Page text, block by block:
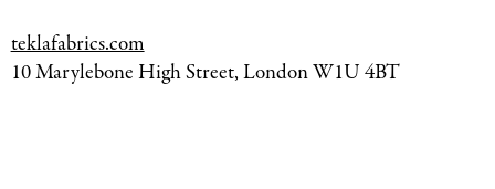
teklafabrics.com
10 Marylebone High Street, London W1U 4BT